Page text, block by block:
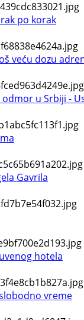
po korak
veću dozu
u Srbiji -
Gavrila
hotela
vreme